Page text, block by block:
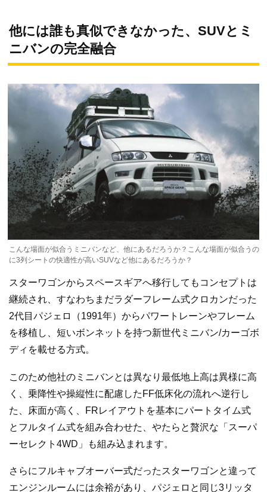
他には誰も真似できなかった、SUVとミ
ニバンの完全融合
こんな場面が似合うミニバンなど、他にあるだろうか？こんな場面が似合うの
に3列シートの快適性が高いSUVなど他にあるだろうか？
スターワゴンからスペースギアへ移行してもコンセプトは
継続され、すなわちまだラダーフレーム式クロカンだった
2代目パジェロ（1991年）からパワートレーンやフレーム
を移植し、短いボンネットを持つ新世代ミニバン/カーゴボ
ディを載せる方式。
このため他社のミニバンとは異なり最低地上高は異様に高
く、乗降性や操縦性に配慮したFF低床化の流れへ逆行し
た、床面が高く、FRレイアウトを基本にパートタイム式
とフルタイム式を組み合わせた、やたらと贅沢な「スーパ
ーセレクト4WD」も組み込まれます。
さらにフルキャブオーバー式だったスターワゴンと違って
エンジンルームには余裕があり、パジェロと同じ3リッタ